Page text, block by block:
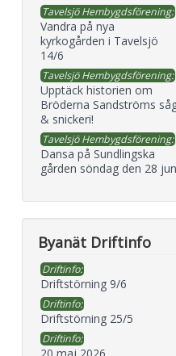
Tavelsjö Hembygdsförening:
Vandra på nya
kyrkogården i Tavelsjö
14/6
Tavelsjö Hembygdsförening:
Upptäck historien om
Bröderna Sandströms
& snickeri!
Tavelsjö Hembygdsförening:
Dansa på Sundlingska
gården söndag den 28
Byanät Driftinfo
Driftinfo:
Driftstörning 9/6
Driftinfo:
Driftstörning 25/5
Driftinfo:
20 maj 2026.